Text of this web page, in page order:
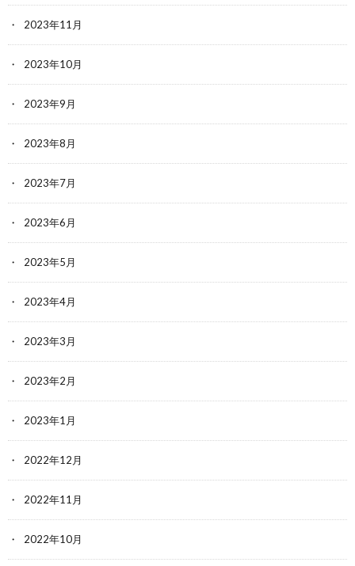
2023年11月
2023年10月
2023年9月
2023年8月
2023年7月
2023年6月
2023年5月
2023年4月
2023年3月
2023年2月
2023年1月
2022年12月
2022年11月
2022年10月